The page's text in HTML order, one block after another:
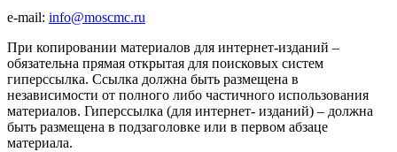
e-mail: info@moscmc.ru
При копировании материалов для интернет-изданий –
обязательна прямая открытая для поисковых систем
гиперссылка. Ссылка должна быть размещена в
независимости от полного либо частичного использования
материалов. Гиперссылка (для интернет- изданий) – должна
быть размещена в подзаголовке или в первом абзаце
материала.